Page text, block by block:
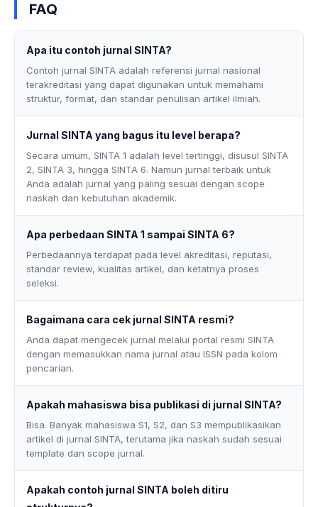
FAQ
Apa itu contoh jurnal SINTA?
Contoh jurnal SINTA adalah referensi jurnal nasional
terakreditasi yang dapat digunakan untuk memahami
struktur, format, dan standar penulisan artikel ilmiah.
Jurnal SINTA yang bagus itu level berapa?
Secara umum, SINTA 1 adalah level tertinggi, disusul SINTA
2, SINTA 3, hingga SINTA 6. Namun jurnal terbaik untuk
Anda adalah jurnal yang paling sesuai dengan scope
naskah dan kebutuhan akademik.
Apa perbedaan SINTA 1 sampai SINTA 6?
Perbedaannya terdapat pada level akreditasi, reputasi,
standar review, kualitas artikel, dan ketatnya proses
seleksi.
Bagaimana cara cek jurnal SINTA resmi?
Anda dapat mengecek jurnal melalui portal resmi SINTA
dengan memasukkan nama jurnal atau ISSN pada kolom
pencarian.
Apakah mahasiswa bisa publikasi di jurnal SINTA?
Bisa. Banyak mahasiswa S1, S2, dan S3 mempublikasikan
artikel di jurnal SINTA, terutama jika naskah sudah sesuai
template dan scope jurnal.
Apakah contoh jurnal SINTA boleh ditiru